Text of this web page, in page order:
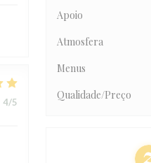
4/5
Apoio
Atmosfera
Menus
Qualidade/Preço